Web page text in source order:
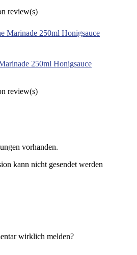
review(s)
250ml Honigsauce
review(s)
vorhanden.
kann nicht gesendet werden
wirklich melden?